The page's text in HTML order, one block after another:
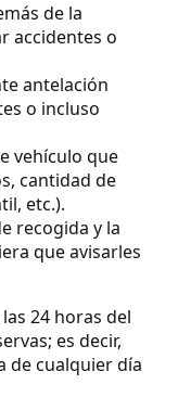
de la
accidentes o
antelación
o incluso
vehículo que
cantidad de
etc.).
recogida y la
que avisarles
24 horas del
es decir,
de cualquier día